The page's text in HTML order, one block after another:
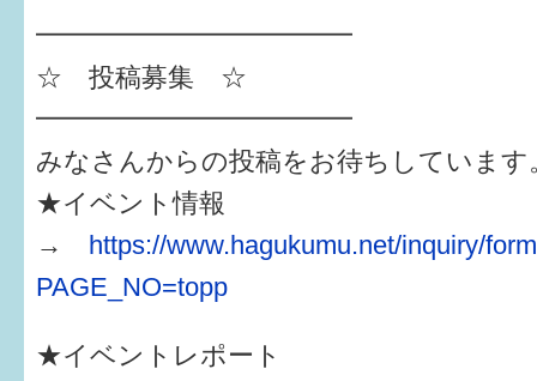
━━━━━━━━━━━━
☆ 投稿募集 ☆
━━━━━━━━━━━━
みなさんからの投稿をお待ちしています
★イベント情報
→ https://www.hagukumu.net/inquiry/
PAGE_NO=topp
★イベントレポート